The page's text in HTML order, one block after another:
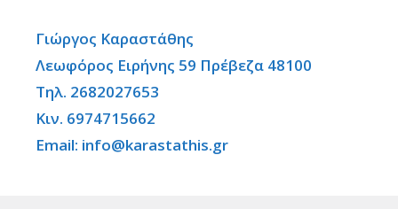
Γιώργος Καραστάθης
Λεωφόρος Ειρήνης 59 Πρέβεζα 48100
Τηλ. 2682027653
Κιν. 6974715662
Email: info@karastathis.gr